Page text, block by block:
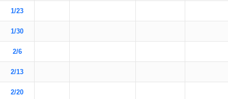
1/23
1/30
2/6
2/13
2/20